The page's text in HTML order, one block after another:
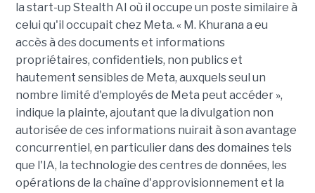
la start-up Stealth AI où il occupe un poste similaire à
celui qu'il occupait chez Meta. « M. Khurana a eu
accès à des documents et informations
propriétaires, confidentiels, non publics et
hautement sensibles de Meta, auxquels seul un
nombre limité d'employés de Meta peut accéder »,
indique la plainte, ajoutant que la divulgation non
autorisée de ces informations nuirait à son avantage
concurrentiel, en particulier dans des domaines tels
que l'IA, la technologie des centres de données, les
opérations de la chaîne d'approvisionnement et la